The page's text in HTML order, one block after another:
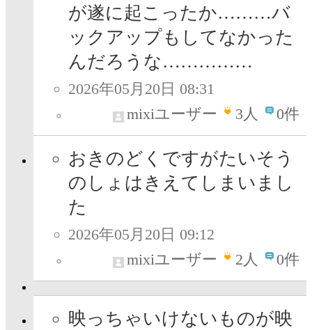
が遂に起こったか………バ
ックアップもしてなかった
んだろうな……………
2026年05月20日 08:31
mixiユーザー
3人 0件
おきのどくですがたいそう
のしょはきえてしまいまし
た
2026年05月20日 09:12
mixiユーザー
2人 0件
映っちゃいけないものが映